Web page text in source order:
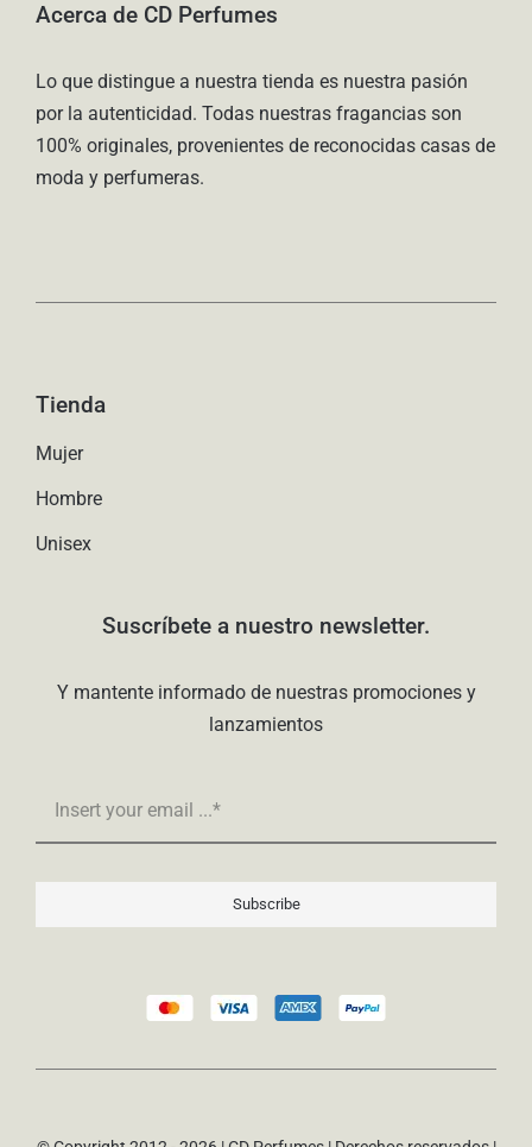
Acerca de CD Perfumes
Lo que distingue a nuestra tienda es nuestra pasión
por la autenticidad. Todas nuestras fragancias son
100% originales, provenientes de reconocidas casas de
moda y perfumeras.
Tienda
Mujer
Hombre
Unisex
Suscríbete a nuestro newsletter.
Y mantente informado de nuestras promociones y
lanzamientos
Subscribe